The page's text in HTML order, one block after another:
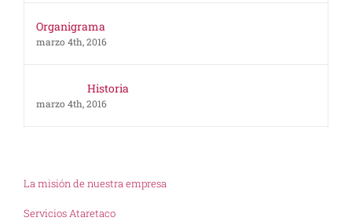
Organigrama
marzo 4th, 2016
Historia
marzo 4th, 2016
La misión de nuestra empresa
Servicios Ataretaco